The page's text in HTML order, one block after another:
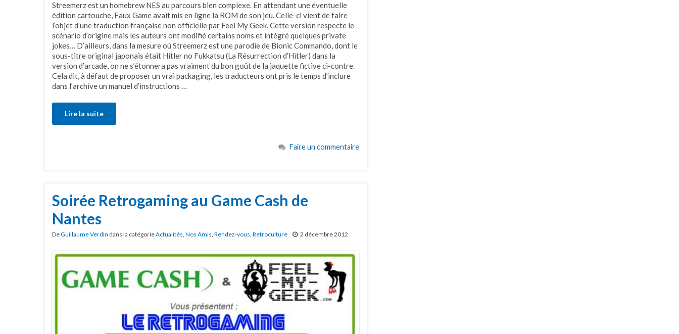
Streemerz est un homebrew NES au parcours bien complexe. En attendant une éventuelle
édition cartouche, Faux Game avait mis en ligne la ROM de son jeu. Celle-ci vient de faire
l’objet d’une traduction française non officielle par Feel My Geek. Cette version respecte le
scénario d’origine mais les auteurs ont modifié certains noms et intégré quelques private
jokes… D’ailleurs, dans la mesure où Streemerz est une parodie de Bionic Commando, dont le
sous-titre original japonais était Hitler no Fukkatsu (La Résurrection d’Hitler) dans la
version d’arcade, on ne s’étonnera pas vraiment du bon goût de la jaquette fictive ci-contre.
Cela dit, à défaut de proposer un vrai packaging, les traducteurs ont pris le temps d’inclure
dans l’archive un manuel d’instructions …
Lire la suite
Faire un commentaire
Soirée Retrogaming au Game Cash de
Nantes
DeGuillaume Verdin dans la catégorieActualités Nos Amis Rendez-vous Retroculture 2 décembre 2012